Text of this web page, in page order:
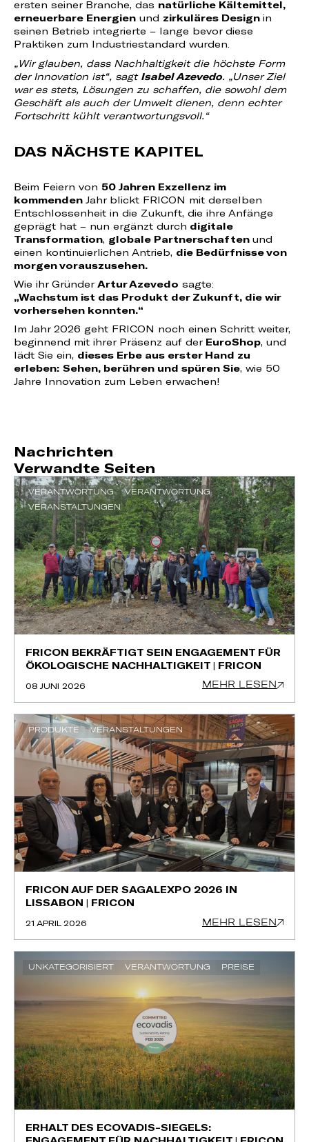
ersten seiner Branche, das natürliche Kältemittel,
erneuerbare Energienund zirkuläres Design in
seinen Betrieb integrierte – lange bevor diese
Praktiken zum Industriestandard wurden.
„Wir glauben, dass Nachhaltigkeit die höchste Form
der Innovation ist“, sagt Isabel Azevedo. „Unser Ziel
war es stets, Lösungen zu schaffen, die sowohl dem
Geschäft als auch der Umwelt dienen, denn echter
Fortschritt kühlt verantwortungsvoll.“
DAS NÄCHSTE KAPITEL
Beim Feiern von 50 Jahren Exzellenz im
kommendenJahr blickt FRICON mit derselben
Entschlossenheit in die Zukunft, die ihre Anfänge
geprägt hat – nun ergänzt durch digitale
Transformation, globale Partnerschaften und
einen kontinuierlichen Antrieb, die Bedürfnisse von
morgen vorauszusehen.
Wie ihr Gründer Artur Azevedo sagte:
„Wachstum ist das Produkt der Zukunft, die wir
vorhersehen konnten.“
Im Jahr 2026 geht FRICON noch einen Schritt weiter,
beginnend mit ihrer Präsenz auf der EuroShop, und
lädt Sie ein, dieses Erbe aus erster Hand zu
erleben: Sehen, berühren und spüren Sie, wie 50
Jahre Innovation zum Leben erwachen!
Nachrichten
Verwandte Seiten
VERANTWORTUNG
VERANTWORTUNG
VERANSTALTUNGEN
FRICON BEKRÄFTIGT SEIN ENGAGEMENT FÜR
ÖKOLOGISCHE NACHHALTIGKEIT | FRICON
08 JUNI 2026 MEHR LESEN
PRODUKTE VERANSTALTUNGEN
FRICON AUF DER SAGALEXPO 2026 IN
LISSABON | FRICON
21 APRIL 2026 MEHR LESEN
UNKATEGORISIERT VERANTWORTUNG PREISE
ERHALT DES ECOVADIS-SIEGELS: